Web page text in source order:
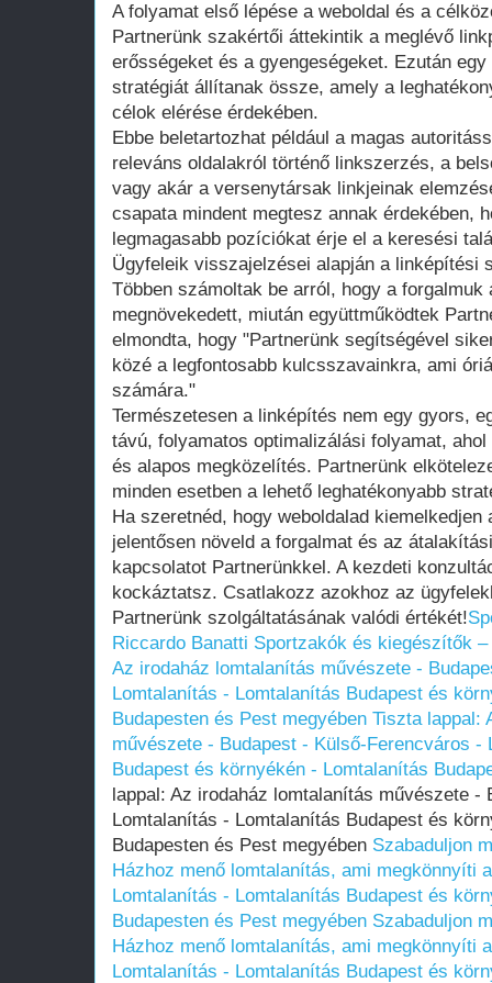
A folyamat első lépése a weboldal és a
Partnerünk szakértői áttekintik a meglévő
erősségeket és a gyengeségeket. Ezután
stratégiát állítanak össze, amely a
célok elérése érdekében.
Ebbe beletartozhat például a magas
releváns oldalakról történő linkszerzés, a
vagy akár a versenytársak linkjeinak
csapata mindent megtesz annak érdekében,
legmagasabb pozíciókat érje el a keresési
Ügyfeleik visszajelzései alapján a linképítési
Többen számoltak be arról, hogy a forgalmuk
megnövekedett, miután együttműködtek
elmondta, hogy "Partnerünk segítségével
közé a legfontosabb kulcsszavainkra, ami
számára."
Természetesen a linképítés nem egy gyors,
távú, folyamatos optimalizálási folyamat,
és alapos megközelítés. Partnerünk
minden esetben a lehető leghatékonyabb
Ha szeretnéd, hogy weboldalad
jelentősen növeld a forgalmat és az
kapcsolatot Partnerünkkel. A kezdeti
kockáztatsz. Csatlakozz azokhoz az
Partnerünk szolgáltatásának valódi értékét!
Riccardo Banatti Sportzakók és kiegészítők
Az irodaház lomtalanítás művészete -
Lomtalanítás - Lomtalanítás Budapest és
Budapesten és Pest megyében Tiszta lappal:
művészete - Budapest - Külső-Ferencváros -
Budapest és környékén - Lomtalanítás
lappal: Az irodaház lomtalanítás művészete -
Lomtalanítás - Lomtalanítás Budapest és
Budapesten és Pest megyében Szabaduljon
Házhoz menő lomtalanítás, ami megkönnyíti
Lomtalanítás - Lomtalanítás Budapest és
Budapesten és Pest megyében Szabaduljon
Házhoz menő lomtalanítás, ami megkönnyíti
Lomtalanítás - Lomtalanítás Budapest és